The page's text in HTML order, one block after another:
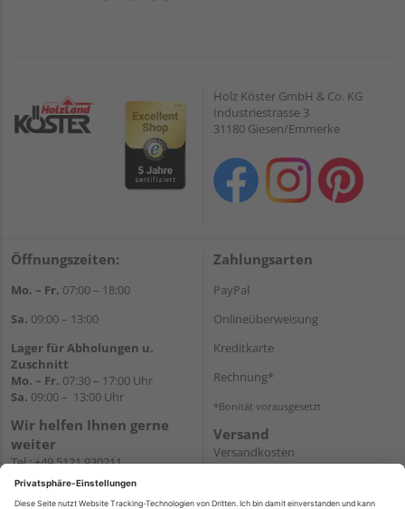
Holz Köster GmbH & Co. KG
Industriestrasse 3
31180 Giesen/Emmerke
Öffnungszeiten:
Mo. – Fr. 07:00 – 18:00
Sa. 09:00 – 13:00
Lager für Abholungen u.
Zuschnitt
Mo. – Fr. 07:30 – 17:00 Uhr
Sa. 09:00 – 13:00 Uhr
Wir helfen Ihnen gerne
weiter
Tel.:+49 5121 930211
E-Mail:holzlandshop@holzland-
Zahlungsarten
PayPal
Onlineüberweisung
Kreditkarte
Rechnung*
*Bonität vorausgesetzt
Versand
Versandkosten